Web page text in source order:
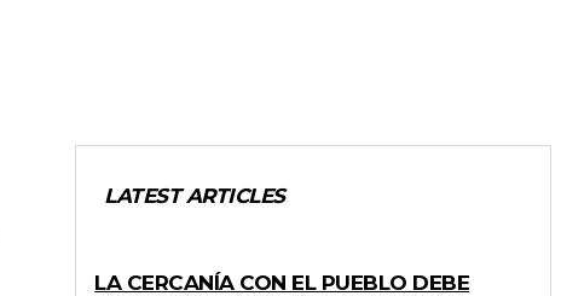
LATEST ARTICLES
LA CERCANÍA CON EL PUEBLO DEBE